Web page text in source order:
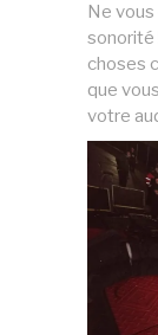
Ne vous
sonorité
choses
que
votre